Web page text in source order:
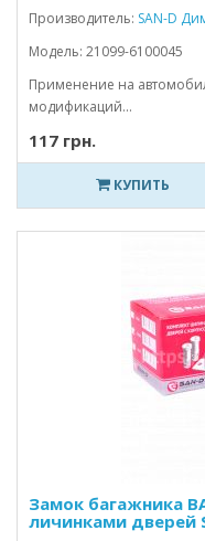
Производитель: SAN-D
Модель: 21099-6100045
Применение на
модификаций...
117 грн.
КУПИТЬ
Замок багажника
личинками дверей